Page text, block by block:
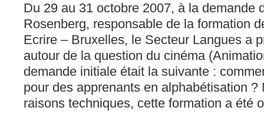
Du 29 au 31 octobre 2007, à la demande
Rosenberg, responsable de la formation
Ecrire – Bruxelles, le Secteur Langues a
autour de la question du cinéma
demande initiale était la suivante :
pour des apprenants en alphabétisation ?
raisons techniques, cette formation a été